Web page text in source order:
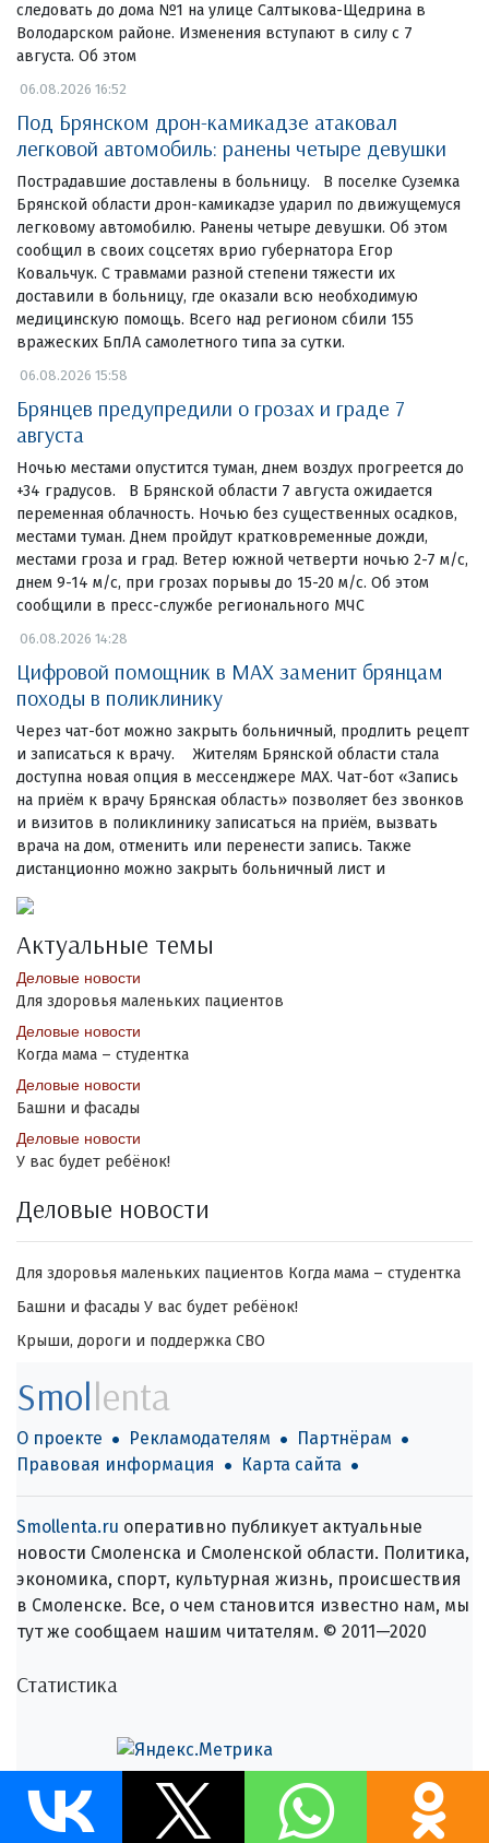
следовать до дома №1 на улице Салтыкова-Щедрина в
Володарском районе. Изменения вступают в силу с 7
августа. Об этом
06.08.2026 16:52
Под Брянском дрон-камикадзе атаковал
легковой автомобиль: ранены четыре девушки
Пострадавшие доставлены в больницу. В поселке Суземка
Брянской области дрон-камикадзе ударил по движущемуся
легковому автомобилю. Ранены четыре девушки. Об этом
сообщил в своих соцсетях врио губернатора Егор
Ковальчук. С травмами разной степени тяжести их
доставили в больницу, где оказали всю необходимую
медицинскую помощь. Всего над регионом сбили 155
вражеских БпЛА самолетного типа за сутки.
06.08.2026 15:58
Брянцев предупредили о грозах и граде 7
августа
Ночью местами опустится туман, днем воздух прогреется до
+34 градусов. В Брянской области 7 августа ожидается
переменная облачность. Ночью без существенных осадков,
местами туман. Днем пройдут кратковременные дожди,
местами гроза и град. Ветер южной четверти ночью 2-7 м/с,
днем 9-14 м/с, при грозах порывы до 15-20 м/с. Об этом
сообщили в пресс-службе регионального МЧС
06.08.2026 14:28
Цифровой помощник в MAX заменит брянцам
походы в поликлинику
Через чат-бот можно закрыть больничный, продлить рецепт
и записаться к врачу. Жителям Брянской области стала
доступна новая опция в мессенджере MAX. Чат-бот «Запись
на приём к врачу Брянская область» позволяет без звонков
и визитов в поликлинику записаться на приём, вызвать
врача на дом, отменить или перенести запись. Также
дистанционно можно закрыть больничный лист и
Актуальные темы
Деловые новости
Для здоровья маленьких пациентов
Деловые новости
Когда мама – студентка
Деловые новости
Башни и фасады
Деловые новости
У вас будет ребёнок!
Деловые новости
Для здоровья маленьких пациентов Когда мама – студентка
Башни и фасады У вас будет ребёнок!
Крыши, дороги и поддержка СВО
Smollenta
О проекте Рекламодателям
Партнёрам
Правовая информация
Карта сайта
Smollenta.ru оперативно публикует актуальные
новости Смоленска и Смоленской области. Политика,
экономика, спорт, культурная жизнь, происшествия
в Смоленске. Все, о чем становится известно нам, мы
тут же сообщаем нашим читателям. © 2011—2020
Статистика